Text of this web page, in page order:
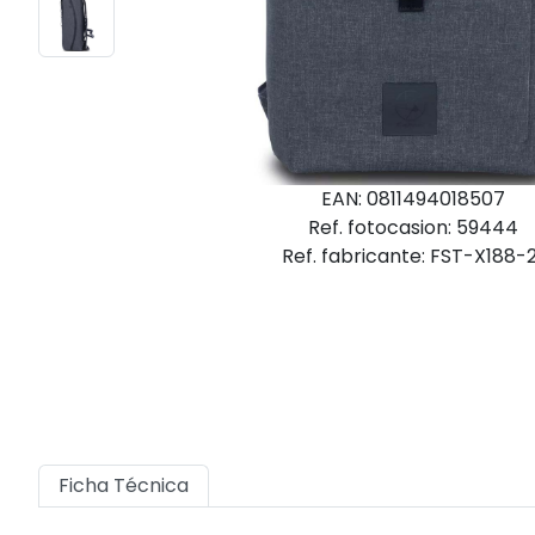
EAN: 0811494018507
Ref. fotocasion: 59444
Ref. fabricante: FST-X188-
Ficha Técnica